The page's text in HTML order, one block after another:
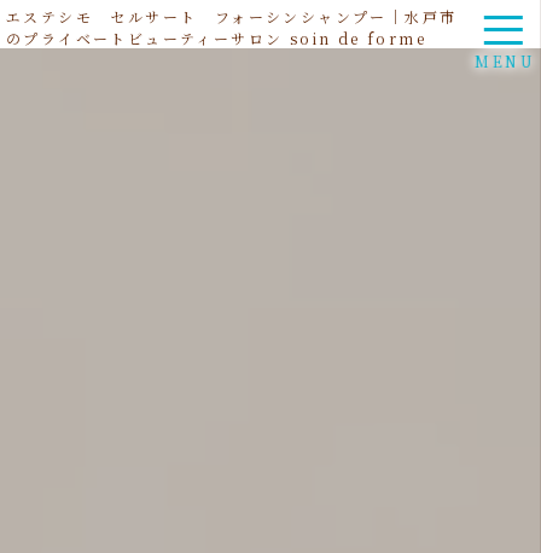
エステシモ セルサート フォーシンシャンプー｜水戸市
のプライベートビューティーサロン soin de forme